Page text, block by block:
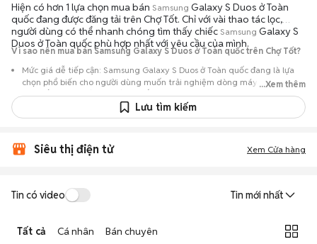
Hiện có hơn 1 lựa chọn mua bán Samsung Galaxy S Duos ở Toàn
quốc đang được đăng tải trên Chợ Tốt. Chỉ với vài thao tác lọc,
người dùng có thể nhanh chóng tìm thấy chiếc Samsung Galaxy S
Duos ở Toàn quốc phù hợp nhất với yêu cầu của mình.
Vì sao nên mua bán Samsung Galaxy S Duos ở Toàn quốc trên Chợ Tốt?
Mức giá dễ tiếp cận: Samsung Galaxy S Duos ở Toàn quốc đang là lựa
chọn phổ biến cho người dùng muốn trải nghiệm dòng máy này với chi
phí thấp hơn so với khi mới ra mắt.
Nguồn cung phong phú: Dễ dàng tìm thấySamsung
Giao dịch minh bạch: Việc gặp gỡ trực tiếp giúp người mua
tin đăng.
địa điểm giao nhận, chốt giao dịch nhanh chóng khi đạt được
...Xem thêm
Lưu tìm kiếm
Siêu thị điện tử Xem Cửa hàng
Tin có video Tin mới nhất
Tất cả Cá nhân Bán chuyên